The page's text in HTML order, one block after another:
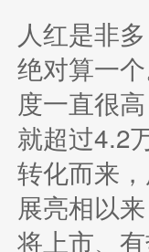
人红是非
绝对算一
度一直很
就超过4.2
转化而来
展亮相以
将上市、